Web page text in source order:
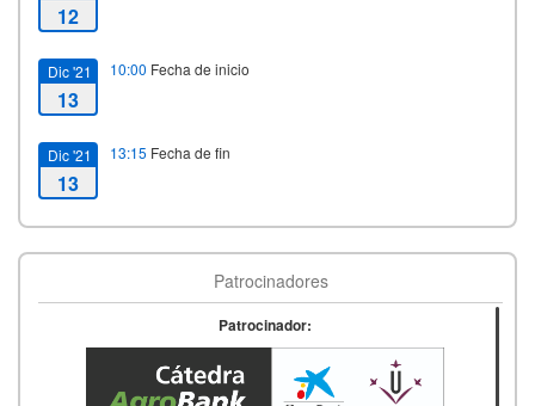
12
Dic '21
13
10:00 Fecha de inicio
Dic '21
13
13:15 Fecha de fin
Patrocinadores
Patrocinador: